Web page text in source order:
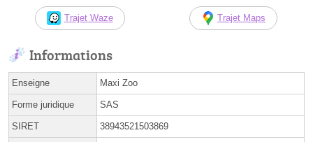
Trajet Waze Trajet Maps
Informations
Enseigne Maxi Zoo
Forme juridique SAS
SIRET 38943521503869